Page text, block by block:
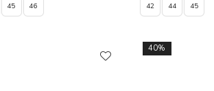
45 46 42 44 45
40%